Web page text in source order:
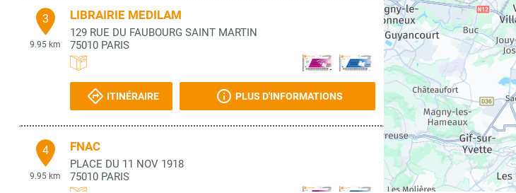
3
9.95 km
LIBRAIRIE MEDILAM
129 RUE DU FAUBOURG SAINT MARTIN
75010 PARIS
ITINÉRAIRE PLUS D'INFORMATIONS
4
9.95 km
FNAC
PLACE DU 11 NOV 1918
75010 PARIS